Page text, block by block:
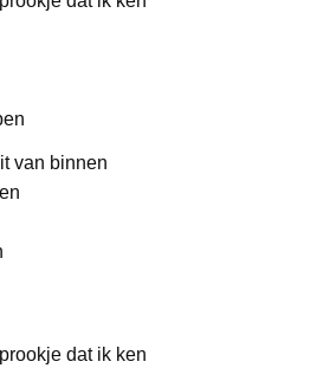
van binnen
dat ik ken